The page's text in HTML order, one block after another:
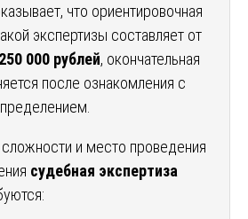
что ориентировочная
экспертизы составляет от
000 рублей, окончательная
после ознакомления с
и место проведения
судебная экспертиза